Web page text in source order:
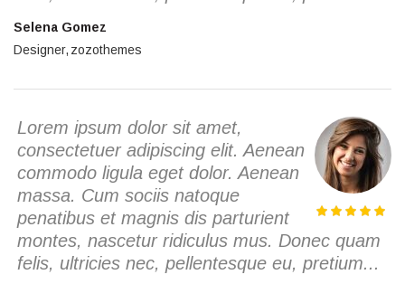
Selena Gomez
Designer zozothemes
Lorem ipsum dolor sit amet,
consectetuer adipiscing elit. Aenean
commodo ligula eget dolor. Aenean
massa. Cum sociis natoque
penatibus et magnis dis parturient
montes, nascetur ridiculus mus. Donec quam
felis, ultricies nec, pellentesque eu, pretium...